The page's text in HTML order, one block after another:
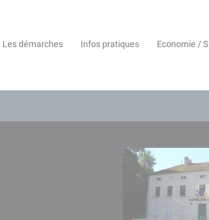
Les démarches Infos pratiques Economie /